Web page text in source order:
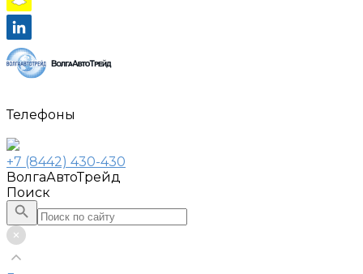
Телефоны
+7 (8442) 430-430
ВолгаАвтоТрейд
Поиск